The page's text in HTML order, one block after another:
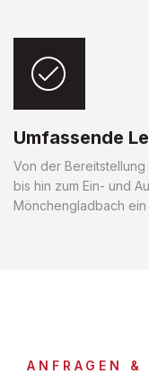
Umfassende
Von der
bis hin zum Ein- und
Mönchengladbach
ANFRAGEN &